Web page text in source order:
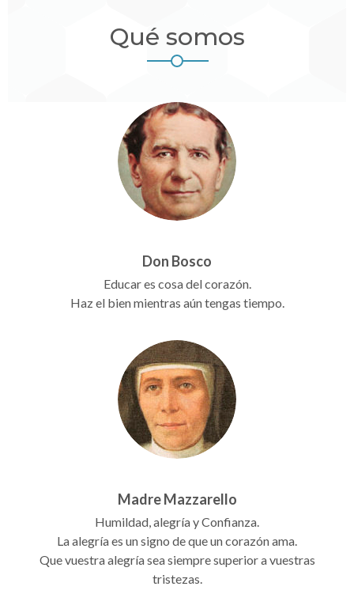
Qué somos
Don Bosco
Educar es cosa del corazón.
Haz el bien mientras aún tengas tiempo.
Madre Mazzarello
Humildad, alegría y Confianza.
La alegría es un signo de que un corazón ama.
Que vuestra alegría sea siempre superior a vuestras
tristezas.